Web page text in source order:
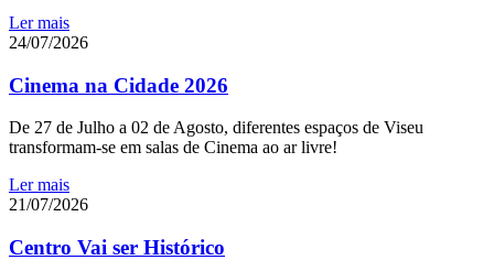
Ler mais
24/07/2026
Cinema na Cidade 2026
De 27 de Julho a 02 de Agosto, diferentes espaços de Viseu
transformam-se em salas de Cinema ao ar livre!
Ler mais
21/07/2026
Centro Vai ser Histórico